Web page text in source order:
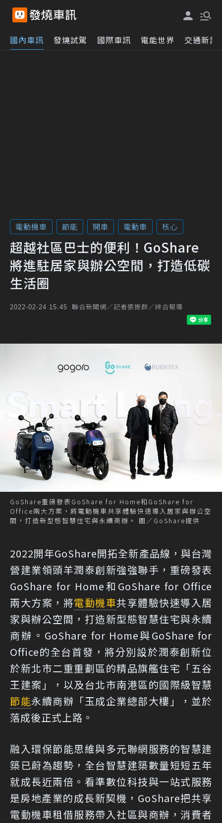
國內車訊 發燒試駕 國際車訊 電能世界 交通新訊
電動機車 節能 開車 電動車 核心
超越社區巴士的便利！GoShare
將進駐居家與辦公空間，打造低碳
生活圈
2022-02-24 15:45 聯合新聞網／記者張振群／綜合報導
GoShare重磅發表GoShare for Home和GoShare for
Office兩大方案，將電動機車共享體驗快速導入居家與辦公空
間，打造新型態智慧住宅與永續商辦。 圖／GoShare提供
2022開年GoShare開拓全新產品線，與台灣
營建業領頭羊潤泰創新強強聯手，重磅發表
GoShare for Home和GoShare for Office
兩大方案，將電動機車共享體驗快速導入居
家與辦公空間，打造新型態智慧住宅與永續
商辦。GoShare for Home與GoShare for
Office的全台首發，將分別設於潤泰創新位
於新北市二重重劃區的精品旗艦住宅「五谷
王建案」，以及台北市南港區的國際級智慧
節能永續商辦「玉成企業總部大樓」，並於
落成後正式上路。
融入環保節能思維與多元聯網服務的智慧建
築已蔚為趨勢，全台智慧建築數量短短五年
就成長近兩倍。看準數位科技與一站式服務
是房地產業的成長新契機，GoShare把共享
電動機車租借服務帶入社區與商辦，消費者